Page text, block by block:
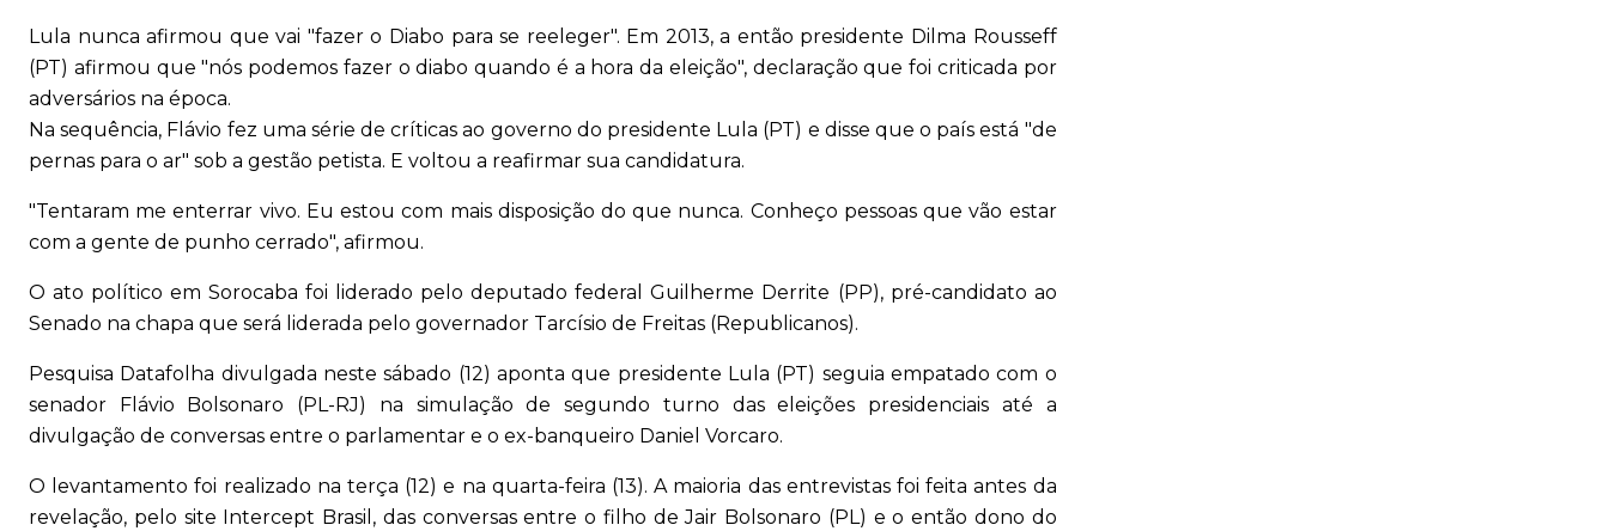
Lula nunca afirmou que vai "fazer o Diabo para se reeleger". Em 2013, a então presidente Dilma Rousseff
(PT) afirmou que "nós podemos fazer o diabo quando é a hora da eleição", declaração que foi criticada por
adversários na época.
Na sequência, Flávio fez uma série de críticas ao governo do presidente Lula (PT) e disse que o país está "de
pernas para o ar" sob a gestão petista. E voltou a reafirmar sua candidatura.
"Tentaram me enterrar vivo. Eu estou com mais disposição do que nunca. Conheço pessoas que vão estar
com a gente de punho cerrado", afirmou.
O ato político em Sorocaba foi liderado pelo deputado federal Guilherme Derrite (PP), pré-candidato ao
Senado na chapa que será liderada pelo governador Tarcísio de Freitas (Republicanos).
Pesquisa Datafolha divulgada neste sábado (12) aponta que presidente Lula (PT) seguia empatado com o
senador Flávio Bolsonaro (PL-RJ) na simulação de segundo turno das eleições presidenciais até a
divulgação de conversas entre o parlamentar e o ex-banqueiro Daniel Vorcaro.
O levantamento foi realizado na terça (12) e na quarta-feira (13). A maioria das entrevistas foi feita antes da
revelação, pelo site Intercept Brasil, das conversas entre o filho de Jair Bolsonaro (PL) e o então dono do